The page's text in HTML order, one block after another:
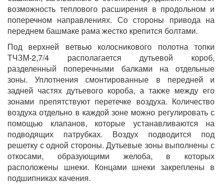
возможность теплового расширения в продольном и
поперечном направлениях. Со стороны привода на
переднем башмаке рама жестко крепится болтами.
Под верхней ветвью колосникового полотна топки
ТЧЗМ-2,7/4 располагается дутьевой короб,
разделенный поперечными балками на отдельные
зоны. Уплотнения смонтированные в передней и
задней частях дутьевого короба, а также между его
зонами препятствуют перетечке воздуха. Количество
воздуха отдельно в каждой зоне можно регулировать с
помощью клапанов, которые устанавливаются на
подводящих патрубках. Воздух подводится под
решетку с одной стороны. Дутьевые зоны выполнены с
откосами, образующими желоба, в которых
расположены шнеки. Концами шнеки закреплены в
подшипниках качения.